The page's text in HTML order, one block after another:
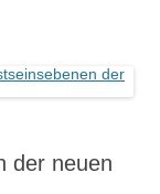
der neuen